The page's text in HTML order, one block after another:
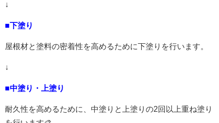
↓
■下塗り
屋根材と塗料の密着性を高めるために下塗りを行います。
↓
■中塗り・上塗り
耐久性を高めるために、中塗りと上塗りの2回以上重ね塗り